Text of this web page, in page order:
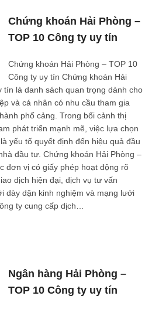
Chứng khoán Hải Phòng –
TOP 10 Công ty uy tín
Chứng khoán Hải Phòng – TOP 10
Công ty uy tín Chứng khoán Hải
tín là danh sách quan trọng dành cho
và cá nhân có nhu cầu tham gia
phố cảng. Trong bối cảnh thị
phát triển mạnh mẽ, việc lựa chọn
yếu tố quyết định đến hiệu quả đầu
đầu tư. Chứng khoán Hải Phòng –
đơn vị có giấy phép hoạt động rõ
dịch hiện đại, dịch vụ tư vấn
dày dặn kinh nghiệm và mạng lưới
ty cung cấp dịch…
Ngân hàng Hải Phòng –
TOP 10 Công ty uy tín